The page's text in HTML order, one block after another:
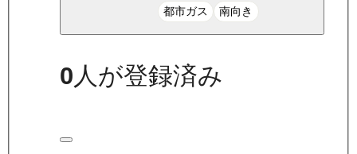
都市ガス 南向き
0人が登録済み